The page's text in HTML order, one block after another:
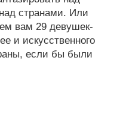
странами. Или
вам 29 девушек-
и искусственного
если бы были